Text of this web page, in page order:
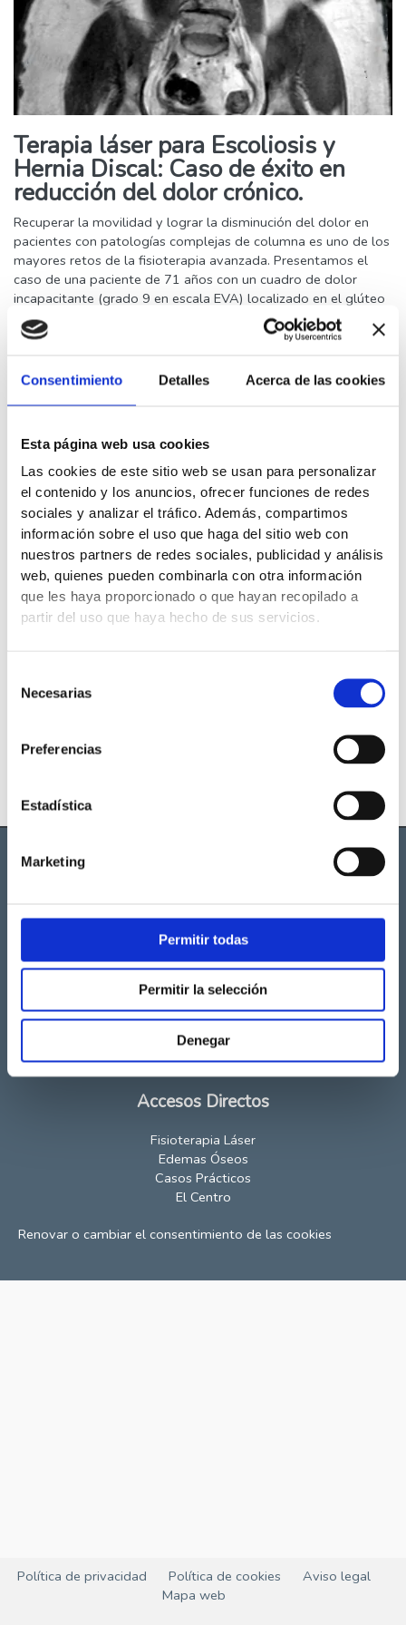
Consentimiento Detalles Acerca de las cookies
Esta página web usa cookies
Las cookies de este sitio web se usan para personalizar
el contenido y los anuncios, ofrecer funciones de redes
sociales y analizar el tráfico. Además, compartimos
información sobre el uso que haga del sitio web con
nuestros partners de redes sociales, publicidad y análisis
web, quienes pueden combinarla con otra información
que les haya proporcionado o que hayan recopilado a
partir del uso que haya hecho de sus servicios.
Necesarias
Preferencias
Estadística
Marketing
Permitir todas
Permitir la selección
Denegar
Terapia láser para Escoliosis y
Hernia Discal: Caso de éxito en
reducción del dolor crónico.
Recuperar la movilidad y lograr la disminución del dolor en
pacientes con patologías complejas de columna es uno de los
mayores retos de la fisioterapia avanzada. Presentamos el
caso de una paciente de 71 años con un cuadro de dolor
incapacitante (grado 9 en escala EVA) localizado en el glúteo
izquierdo y la cara lateral del muslo.
Leer Más >>
Buscar
CONTACTA CON NOSOTROS
Nombre
apellidos
Email
Teléfono
Políticas
He leído y acepto las de este sitio.
Marqués de Lozoya 2,
Local 28007 Madrid
911 997 592
contacto@fisioterapialaser.com
fisioterapialaser.com
CS Exp. Sanitario: 14210
Accesos Directos
Fisioterapia Láser
Edemas Óseos
Casos Prácticos
El Centro
Renovar o cambiar el consentimiento de las cookies
Política de privacidad Política de cookies
Aviso legal
Mapa web